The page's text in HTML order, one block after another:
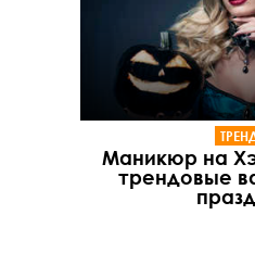
Маникюр на
трендовые